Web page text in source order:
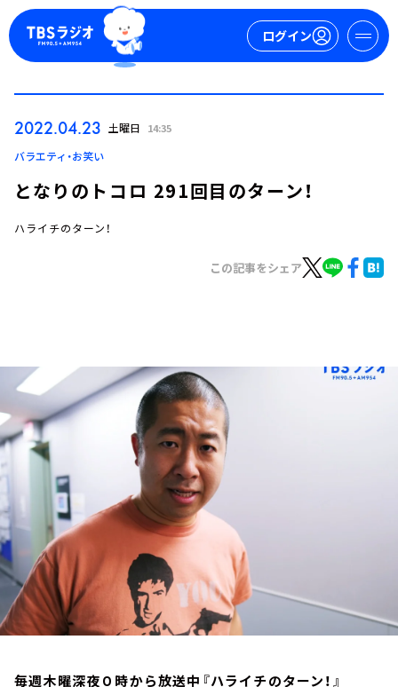
ログイン
ログイン
トピックス
TBS Podcast
お知らせ
イベント・グッズ
会社情報
2022.04.23 土曜日 14:35
バラエティ・お笑い
となりのトコロ 291回目のターン！
ハライチのターン！
この記事をシェア
毎週木曜深夜０時から放送中『ハライチのターン！』